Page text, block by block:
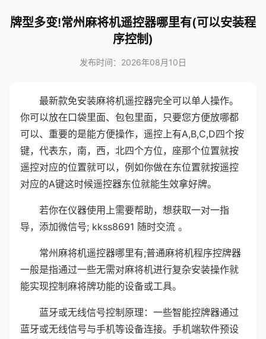
牌型多变!常州麻将机遥控器哪里有(可以安装程
序控制)
发布时间：2026年08月10日
最新款免安装麻将机遥控器完全可以单人操作。
你可以放在口袋里面、包包里面，只要您方便放哪都
可以、重要的是能方便操作，遥控上有A,B,C,D四个按
键，代表东，南，西，北四个方位，座那个位置就按
遥控对应的位置就可以，例如你做在东位置就按遥控
对应的A键这时候遥控器东位就能生效拿好牌。
若你在仪器使用上需要帮助，想获取一对一指
导，添加微信号; kkss8691 随时交流 。
常州麻将机遥控器哪里有;普通麻将机程序控牌器
一般是指通过一些无需对麻将机进行复杂安装操作就
能实现控制麻将牌功能的设备或工具。
蓝牙或无线信号控制原理：一些智能控牌器通过
蓝牙或无线信号与手机等设备连接。手机端软件预设